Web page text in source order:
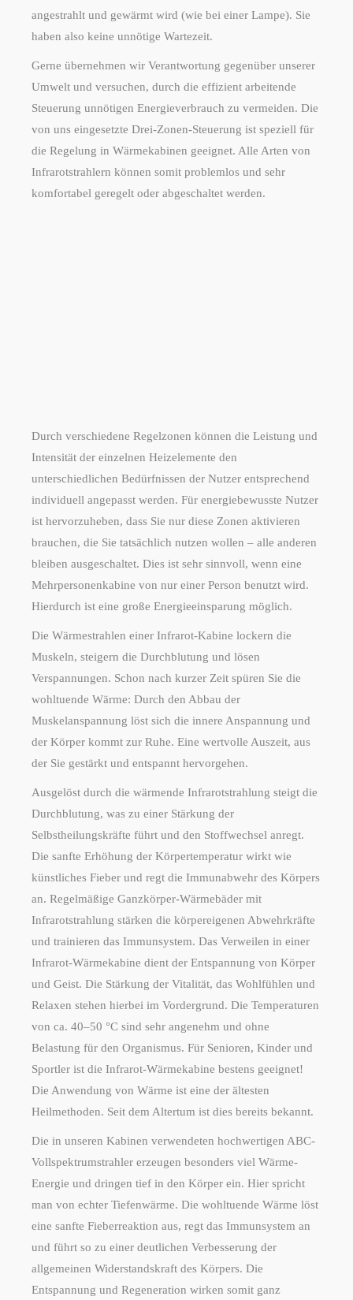
angestrahlt und gewärmt wird (wie bei einer Lampe). Sie
haben also keine unnötige Wartezeit.
Gerne übernehmen wir Verantwortung gegenüber unserer
Umwelt und versuchen, durch die effizient arbeitende
Steuerung unnötigen Energieverbrauch zu vermeiden. Die
von uns eingesetzte Drei-Zonen-Steuerung ist speziell für
die Regelung in Wärmekabinen geeignet. Alle Arten von
Infrarotstrahlern können somit problemlos und sehr
komfortabel geregelt oder abgeschaltet werden.
Durch verschiedene Regelzonen können die Leistung und
Intensität der einzelnen Heizelemente den
unterschiedlichen Bedürfnissen der Nutzer entsprechend
individuell angepasst werden. Für energiebewusste Nutzer
ist hervorzuheben, dass Sie nur diese Zonen aktivieren
brauchen, die Sie tatsächlich nutzen wollen – alle anderen
bleiben ausgeschaltet. Dies ist sehr sinnvoll, wenn eine
Mehrpersonenkabine von nur einer Person benutzt wird.
Hierdurch ist eine große Energieeinsparung möglich.
Die Wärmestrahlen einer Infrarot-Kabine lockern die
Muskeln, steigern die Durchblutung und lösen
Verspannungen. Schon nach kurzer Zeit spüren Sie die
wohltuende Wärme: Durch den Abbau der
Muskelanspannung löst sich die innere Anspannung und
der Körper kommt zur Ruhe. Eine wertvolle Auszeit, aus
der Sie gestärkt und entspannt hervorgehen.
Ausgelöst durch die wärmende Infrarotstrahlung steigt die
Durchblutung, was zu einer Stärkung der
Selbstheilungskräfte führt und den Stoffwechsel anregt.
Die sanfte Erhöhung der Körpertemperatur wirkt wie
künstliches Fieber und regt die Immunabwehr des Körpers
an. Regelmäßige Ganzkörper-Wärmebäder mit
Infrarotstrahlung stärken die körpereigenen Abwehrkräfte
und trainieren das Immunsystem. Das Verweilen in einer
Infrarot-Wärmekabine dient der Entspannung von Körper
und Geist. Die Stärkung der Vitalität, das Wohlfühlen und
Relaxen stehen hierbei im Vordergrund. Die Temperaturen
von ca. 40–50 °C sind sehr angenehm und ohne
Belastung für den Organismus. Für Senioren, Kinder und
Sportler ist die Infrarot-Wärmekabine bestens geeignet!
Die Anwendung von Wärme ist eine der ältesten
Heilmethoden. Seit dem Altertum ist dies bereits bekannt.
Die in unseren Kabinen verwendeten hochwertigen ABC-
Vollspektrumstrahler erzeugen besonders viel Wärme-
Energie und dringen tief in den Körper ein. Hier spricht
man von echter Tiefenwärme. Die wohltuende Wärme löst
eine sanfte Fieberreaktion aus, regt das Immunsystem an
und führt so zu einer deutlichen Verbesserung der
allgemeinen Widerstandskraft des Körpers. Die
Entspannung und Regeneration wirken somit ganz